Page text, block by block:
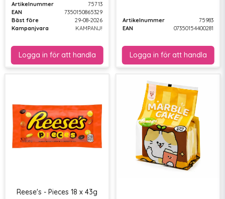
Artikelnummer
75713
EAN
7350150865329
Bäst före
29-08-2026
Kampanjvara
KAMPANJ!
Artikelnummer
75983
EAN
07350154400281
Reese's - Pieces 18 x 43g